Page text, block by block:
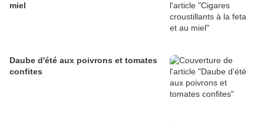
miel
Daube d'été aux poivrons et tomates
confites